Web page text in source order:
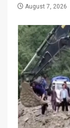
August 7, 2026